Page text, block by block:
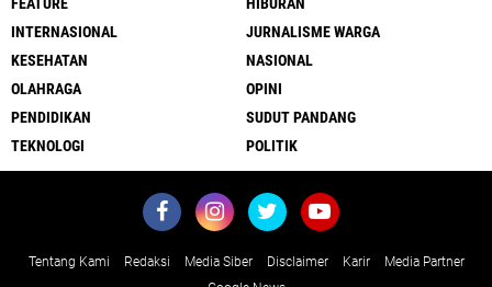
INTERNASIONAL
JURNALISME WARGA
KESEHATAN
NASIONAL
OLAHRAGA
OPINI
PENDIDIKAN
SUDUT PANDANG
TEKNOLOGI
POLITIK
Tentang Kami Redaksi Media Siber Disclaimer Karir
Media Partner